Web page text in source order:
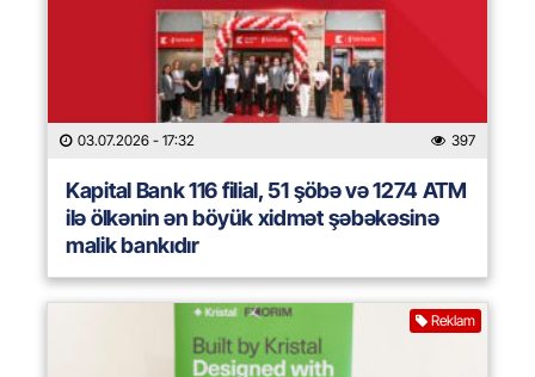
03.07.2026 - 17:32 397
Kapital Bank 116 filial, 51 şöbə və 1274 ATM
ilə ölkənin ən böyük xidmət şəbəkəsinə
malik bankıdır
Reklam